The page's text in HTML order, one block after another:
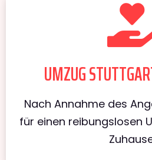
UMZUG
Nach Annahme des
für einen reibungslosen